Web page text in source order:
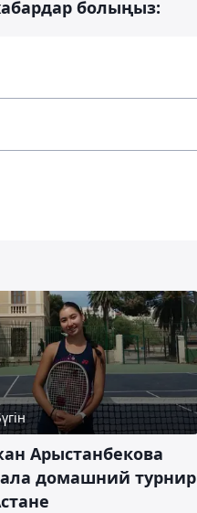
болыңыз:
Арыстанбекова
домашний турнир